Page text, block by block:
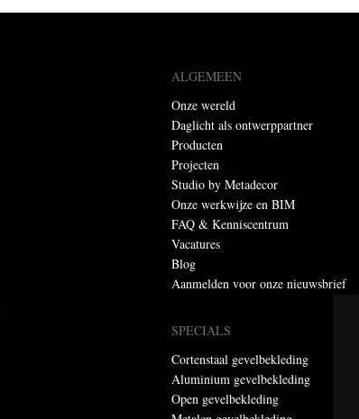
ALGEMEEN
Onze wereld
Daglicht als ontwerppartner
Producten
Projecten
Studio by Metadecor
Onze werkwijze en BIM
FAQ & Kenniscentrum
Vacatures
Blog
Aanmelden voor onze nieuwsbrief
SPECIALS
Cortenstaal gevelbekleding
Aluminium gevelbekleding
Open gevelbekleding